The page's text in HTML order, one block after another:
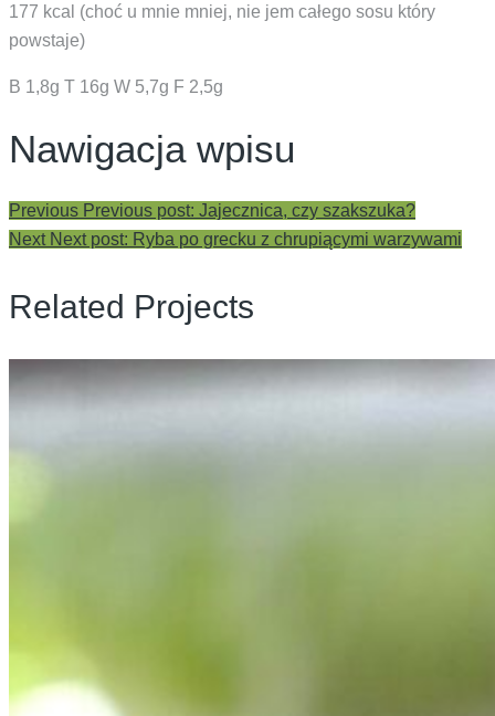
177 kcal (choć u mnie mniej, nie jem całego sosu który
powstaje)
B 1,8g T 16g W 5,7g F 2,5g
Nawigacja wpisu
Previous Previous post: Jajecznica, czy szakszuka?
Next Next post: Ryba po grecku z chrupiącymi warzywami
Related Projects